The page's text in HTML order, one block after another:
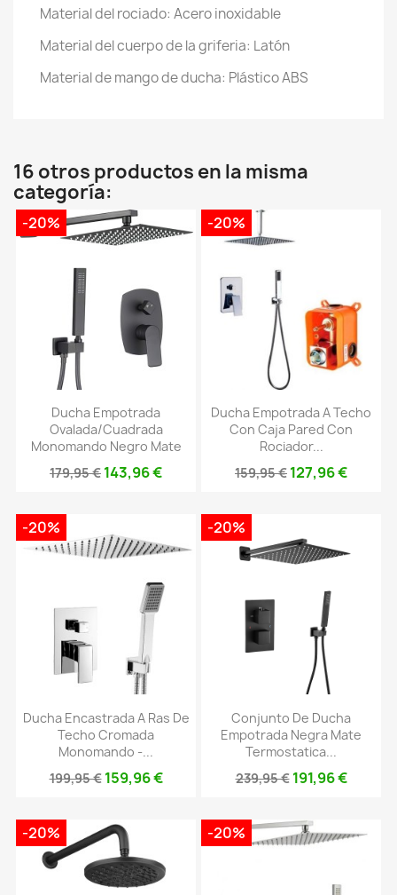
Material del rociado: Acero inoxidable
Material del cuerpo de la griferia: Latón
Material de mango de ducha: Plástico ABS
16 otros productos en la misma
categoría:
Ducha Empotrada
Ovalada/cuadrada
Monomando Negro Mate
179,95 € 143,96 €
-20%
Ducha Empotrada A Techo
Con Caja Pared Con
Rociador...
159,95 € 127,96 €
-20%
Ducha Encastrada A Ras De
Techo Cromada
Monomando -...
199,95 € 159,96 €
-20%
Conjunto De Ducha
Empotrada Negra Mate
Termostatica...
239,95 € 191,96 €
-20%
-20% -20%